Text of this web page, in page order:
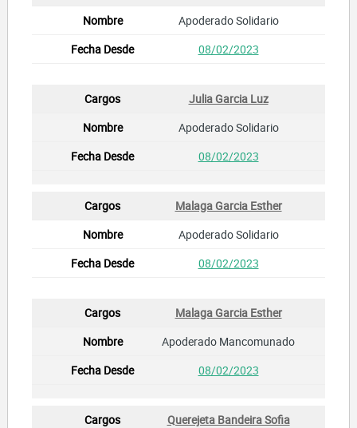
Apoderado Solidario
08/02/2023
Julia Garcia Luz
Apoderado Solidario
08/02/2023
Malaga Garcia Esther
Apoderado Solidario
08/02/2023
Malaga Garcia Esther
Apoderado Mancomunado
08/02/2023
Querejeta Bandeira Sofia